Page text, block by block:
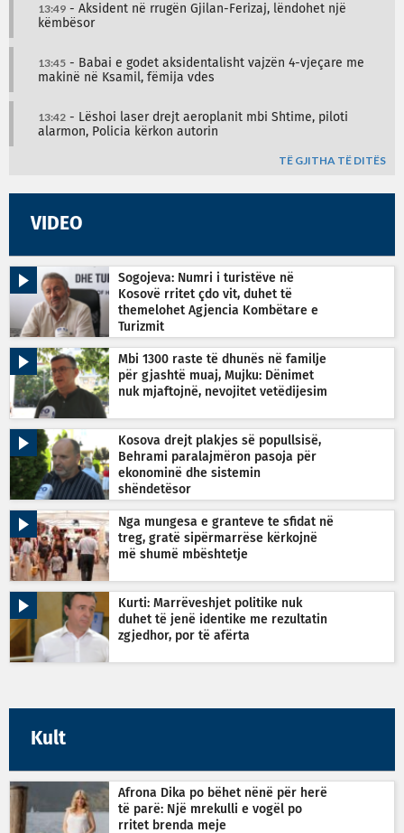
13:49 - Aksident në rrugën Gjilan-Ferizaj, lëndohet një
këmbësor
13:45 - Babai e godet aksidentalisht vajzën 4-vjeçare me
makinë në Ksamil, fëmija vdes
13:42 - Lëshoi laser drejt aeroplanit mbi Shtime, piloti
alarmon, Policia kërkon autorin
TË GJITHA TË DITËS
VIDEO
Sogojeva: Numri i turistëve në
Kosovë rritet çdo vit, duhet të
themelohet Agjencia Kombëtare e
Turizmit
Mbi 1300 raste të dhunës në familje
për gjashtë muaj, Mujku: Dënimet
nuk mjaftojnë, nevojitet vetëdijesim
Kosova drejt plakjes së popullsisë,
Behrami paralajmëron pasoja për
ekonominë dhe sistemin
shëndetësor
Nga mungesa e granteve te sfidat në
treg, gratë sipërmarrëse kërkojnë
më shumë mbështetje
Kurti: Marrëveshjet politike nuk
duhet të jenë identike me rezultatin
zgjedhor, por të afërta
Kult
Afrona Dika po bëhet nënë për herë
të parë: Një mrekulli e vogël po
rritet brenda meje